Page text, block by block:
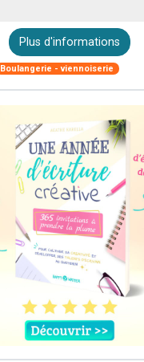
Plus d'informations
Boulangerie - viennoiserie